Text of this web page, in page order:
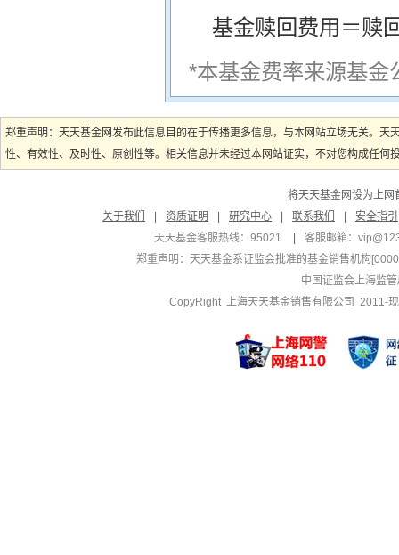
基金赎回费用＝赎
*本基金费率来源基金
郑重声明：天天基金网发布此信息目的在于传播更多信息，与本网站立场无关。
性、有效性、及时性、原创性等。相关信息并未经过本网站证实，不对您构成任
将天天基金网设为上网
关于我们
资质证明 研究中心 联系我们
安全指引
天天基金客服热线：95021
客服邮箱：
郑重声明：天天基金系证监会批准的基金销售机构
中国证监会上海监
CopyRight 上海天天基金销售有限公司 2011-